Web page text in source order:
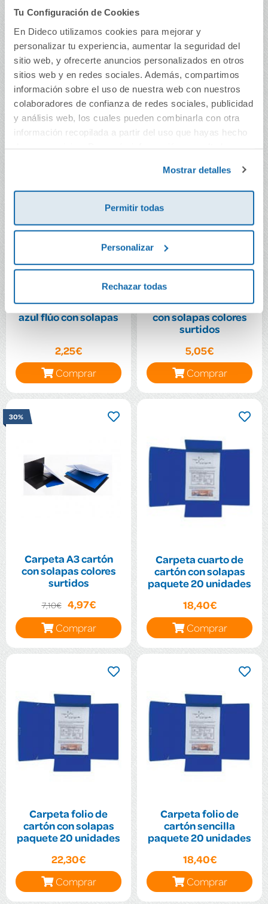
Tu Configuración de Cookies
En Dideco utilizamos cookies para mejorar y
personalizar tu experiencia, aumentar la seguridad del
sitio web, y ofrecerte anuncios personalizados en otros
sitios web y en redes sociales. Además, compartimos
información sobre el uso de nuestra web con nuestros
colaboradores de confianza de redes sociales, publicidad
y análisis web, los cuales pueden combinarla con otra
información recopilada a partir del uso que hayas hecho
Mostrar detalles
Permitir todas
Personalizar
Rechazar todas
Carpeta A3 PP con
solapas natural
transparente 800
micras
6,30€
Comprar
Carpeta folio de
cartón con solapas
colores surtidos
2,70€
Comprar
Carpeta cuarto PP
azul flúo con solapas
2,25€
Comprar
Carpeta A3 plus PP
con solapas colores
surtidos
5,05€
Comprar
30%
Carpeta A3 cartón
con solapas colores
surtidos
7,10€
4,97€
Comprar
Carpeta cuarto de
cartón con solapas
paquete 20 unidades
18,40€
Comprar
Carpeta folio de
cartón con solapas
paquete 20 unidades
22,30€
Comprar
Carpeta folio de
cartón sencilla
paquete 20 unidades
18,40€
Comprar